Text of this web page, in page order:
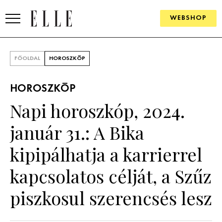
WEBSHOP
SZÉPSÉG
KULTÚRA
PSZICHÉ
ÉLETMÓD
FŐOLDAL HOROSZKÓP
HOROSZKÓP
Napi horoszkóp, 2024.
január 31.: A Bika
kipipálhatja a karrierrel
kapcsolatos célját, a Szűz
piszkosul szerencsés lesz